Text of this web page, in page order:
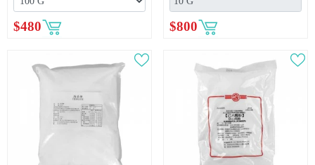
$480 $800